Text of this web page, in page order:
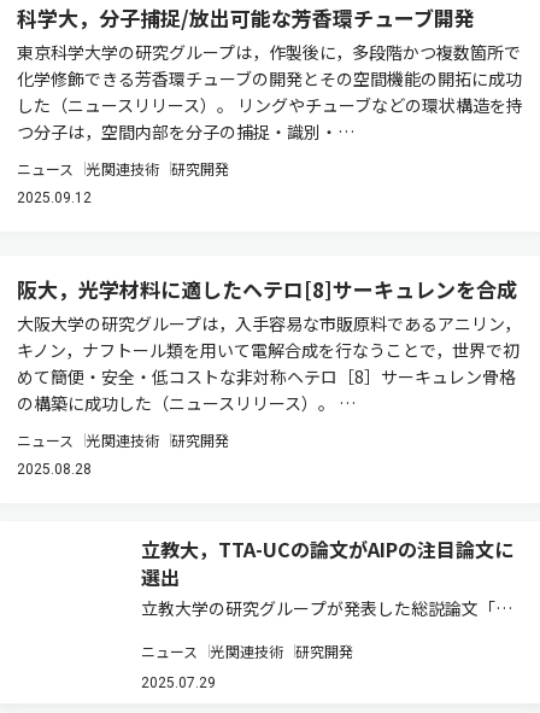
科学大，分子捕捉/放出可能な芳香環チューブ開発
東京科学大学の研究グループは，作製後に，多段階かつ複数箇所で
化学修飾できる芳香環チューブの開発とその空間機能の開拓に成功
した（ニュースリリース）。 リングやチューブなどの環状構造を持
つ分子は，空間内部を分子の捕捉・識別・…
ニュース 光関連技術 研究開発
2025.09.12
阪大，光学材料に適したヘテロ[8]サーキュレンを合成
大阪大学の研究グループは，入手容易な市販原料であるアニリン，
キノン，ナフトール類を用いて電解合成を行なうことで，世界で初
めて簡便・安全・低コストな非対称ヘテロ［8］サーキュレン骨格
の構築に成功した（ニュースリリース）。 …
ニュース 光関連技術 研究開発
2025.08.28
立教大，TTA-UCの論文がAIPの注目論文に
選出
立教大学の研究グループが発表した総説論文「配
消滅フォトンアップコンバージョン：性能向上の
ための戦略」が，アメリカ物理学会（AIP）の学
ニュース 光関連技術 研究開発
2025.07.29